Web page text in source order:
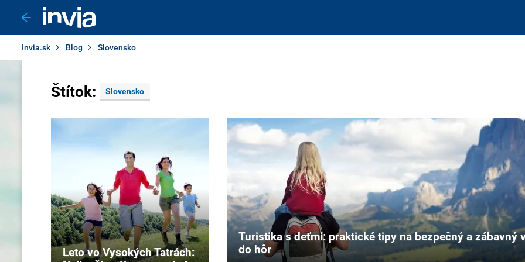
Invia.sk Blog Slovensko
Štítok: Slovensko
Leto vo Vysokých Tatrách:
Turistika s deťmi: praktické tipy na bezpečný a zábavný
do hôr